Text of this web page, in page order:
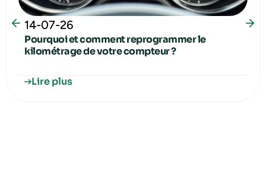
14-07-26
Pourquoi et comment reprogrammer le
kilométrage de votre compteur ?
Lire plus